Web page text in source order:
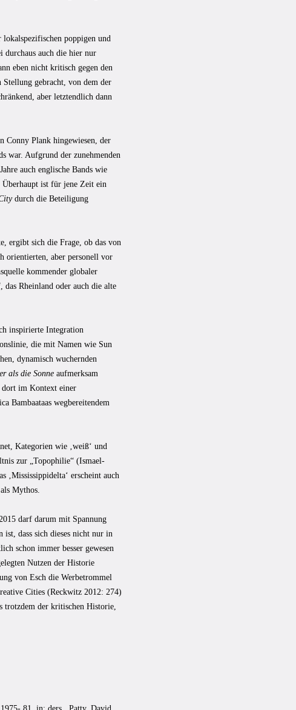
poppigen und
durchaus auch die hier nur
eben nicht kritisch gegen den
Stellung gebracht, von dem der
aber letztendlich dann
Conny Plank hingewiesen, der
war. Aufgrund der zunehmenden
auch englische Bands wie
ist für jene Zeit ein
durch die Beteiligung
ergibt sich die Frage, ob das von
orientierten, aber personell vor
kommender globaler
Rheinland oder auch die alte
inspirierte Integration
die mit Namen wie Sun
dynamisch wuchernden
als die Sonne aufmerksam
dort im Kontext einer
Bambaataas wegbereitendem
Kategorien wie ‚weiß‘ und
zur „Topophilie“ (Ismael-
‚Mississippidelta‘ erscheint auch
Mythos.
darf darum mit Spannung
dass sich dieses nicht nur in
schon immer besser gewesen
Nutzen der Historie
von Esch die Werbetrommel
Cities (Reckwitz 2012: 274)
der kritischen Historie,